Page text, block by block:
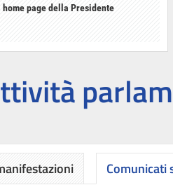
page della Presidente
Comunicati